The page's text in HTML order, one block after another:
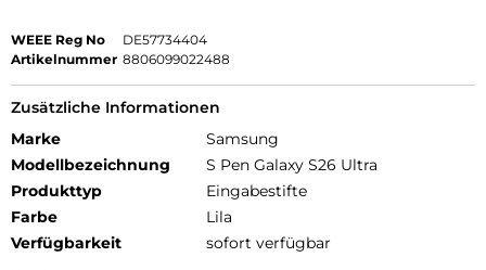
WEEE Reg No
DE57734404
Artikelnummer 8806099022488
Zusätzliche Informationen
Marke
Samsung
Modellbezeichnung
S Pen Galaxy S26 Ultra
Produkttyp
Eingabestifte
Farbe
Lila
Verfügbarkeit
sofort verfügbar